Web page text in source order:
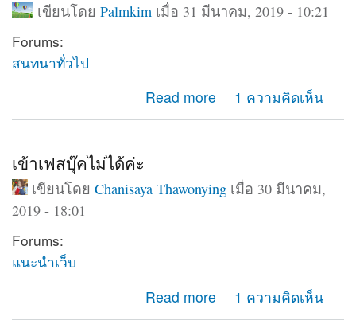
เขียนโดย Palmkim เมื่อ 31 มีนาคม, 2019 - 10:21
Forums:
สนทนาทั่วไป
Read more
about เข้าfacebook ในappไม่ได้ เเต่เข้าในเครื่องของคน
อื่นได้เข้าในsafariได้
1 ความคิดเห็น
เข้าเฟสบุ๊คไม่ได้ค่ะ
เขียนโดย Chanisaya Thawonying เมื่อ 30 มีนาคม,
2019 - 18:01
Forums:
แนะนำเว็บ
Read more
about เข้าเฟสบุ๊คไม่ได้ค่ะ 1 ความคิดเห็น